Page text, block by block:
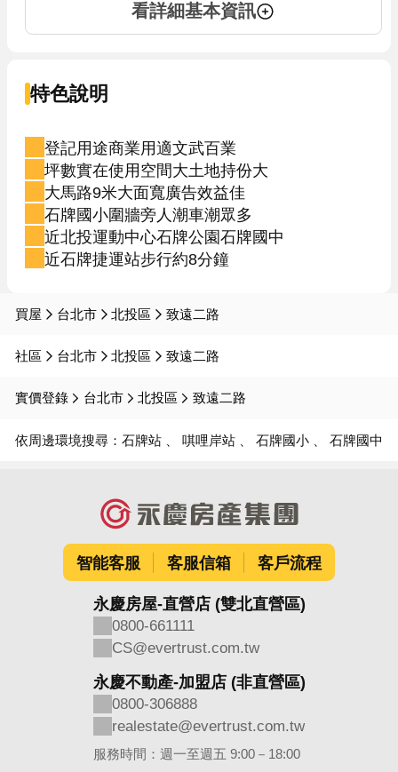
看詳細基本資訊
特色說明
登記用途商業用適文武百業
坪數實在使用空間大土地持份大
大馬路9米大面寬廣告效益佳
石牌國小圍牆旁人潮車潮眾多
近北投運動中心石牌公園石牌國中
近石牌捷運站步行約8分鐘
買屋 台北市 北投區 致遠二路
社區 台北市 北投區 致遠二路
實價登錄 台北市 北投區 致遠二路
依周邊環境搜尋： 石牌站 唭哩岸站 石牌國小 石牌國中
智能客服 客服信箱 客戶流程
永慶房屋-直營店 (雙北直營區)
0800-661111
CS@evertrust.com.tw
永慶不動產-加盟店 (非直營區)
0800-306888
realestate@evertrust.com.tw
服務時間：週一至週五 9:00－18:00